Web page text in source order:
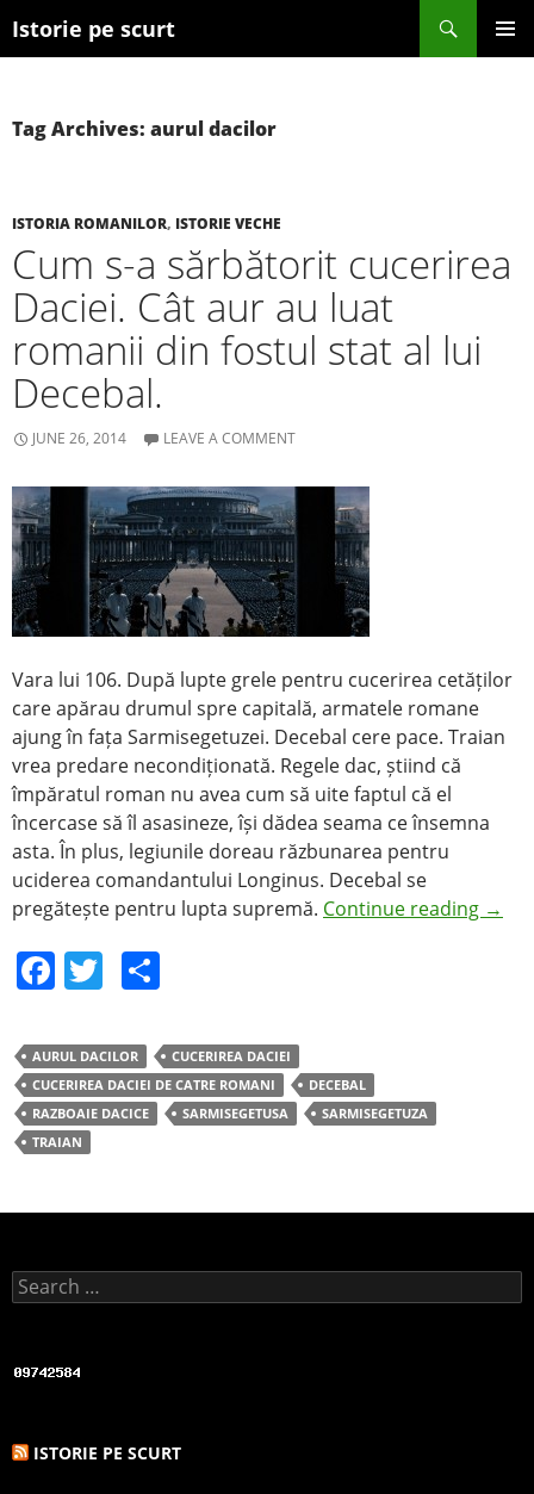
Istorie pe scurt
Search
SKIP TO CONTENT
Tag Archives: aurul dacilor
ISTORIA ROMANILOR, ISTORIE VECHE
Cum s-a sărbătorit cucerirea
Daciei. Cât aur au luat
romanii din fostul stat al lui
Decebal.
JUNE 26, 2014 LEAVE A COMMENT
Vara lui 106. După lupte grele pentru cucerirea cetăților
care apărau drumul spre capitală, armatele romane
ajung în fața Sarmisegetuzei. Decebal cere pace. Traian
vrea predare necondiționată. Regele dac, știind că
împăratul roman nu avea cum să uite faptul că el
încercase să îl asasineze, își dădea seama ce însemna
asta. În plus, legiunile doreau răzbunarea pentru
uciderea comandantului Longinus. Decebal se
pregătește pentru lupta supremă. Continue reading →
F
c
e
b
o
o
T
itt
er
ar
e
AURUL DACILOR
CUCERIREA DACIEI
CUCERIREA DACIEI DE CATRE ROMANI
DECEBAL
RAZBOAIE DACICE
SARMISEGETUSA
SARMISEGETUZA
TRAIAN
Search for:
ISTORIE PE SCURT